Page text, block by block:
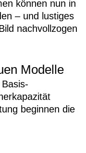
können nun in
– und lustiges
nachvollzogen
Modelle
beginnen die